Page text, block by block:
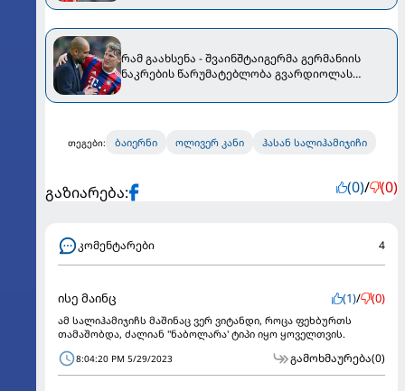
რამ გაახსენა - შვაინშტაიგერმა გერმანიის
ნაკრების წარუმატებლობა გვარდიოლას
თეგები: ბაიერნი ოლივერ კანი ჰასან სალიჰამიჯიჩი
გაზიარება: (0)/ (0)
კომენტარები 4
ისე მაინც (1)/ (0)
ამ სალიჰამიჯიჩს მაშინაც ვერ ვიტანდი, როცა ფეხბურთს
თამაშობდა, ძალიან "ნაბოლარა' ტიპი იყო ყოველთვის.
8:04:20 PM 5/29/2023 გამოხმაურება(0)